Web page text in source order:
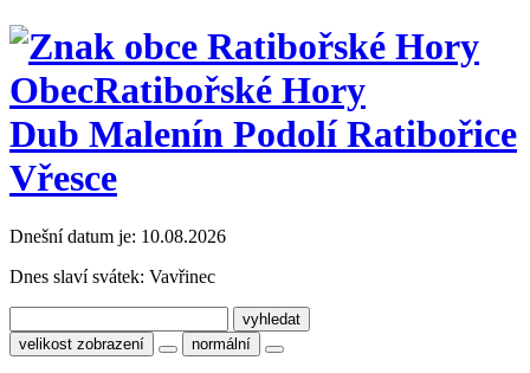
ObecRatibořské Hory
Dub Malenín Podolí Ratibořice
Vřesce
Dnešní datum je: 10.08.2026
Dnes slaví svátek: Vavřinec
velikost zobrazení normální